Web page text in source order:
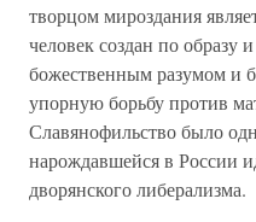
творцом мироздания
человек создан по образу
божественным разумом и
упорную борьбу против
Славянофильство было
нарождавшейся в России
дворянского либерализма.